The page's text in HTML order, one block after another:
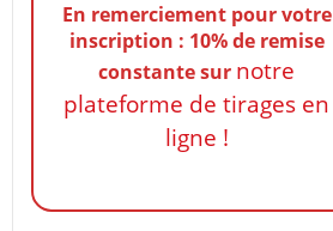
En remerciement pour votre
inscription : 10% de remise
constantesur notre
plateforme de tirages en
ligne !